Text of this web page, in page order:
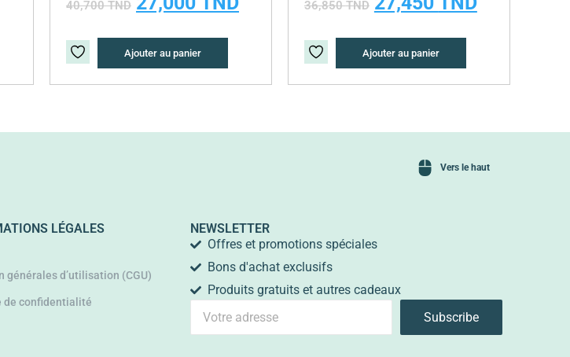
36,850TND
Ajouter au panier
40,700TND
Ajouter au panier
Vers le haut
LÉGALES
générales d’utilisation (CGU)
de confidentialité
NEWSLETTER
Offres et promotions spéciales
Bons d'achat exclusifs
Produits gratuits et autres cadeaux
Subscribe